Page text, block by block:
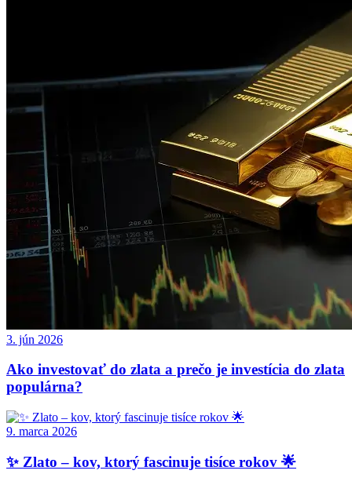
3. jún 2026
Ako investovať do zlata a prečo je investícia do zlata
populárna?
9. marca 2026
✨ Zlato – kov, ktorý fascinuje tisíce rokov 🌟